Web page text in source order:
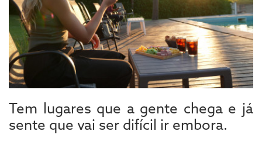
Tem lugares que a gente chega e já
sente que vai ser difícil ir embora.